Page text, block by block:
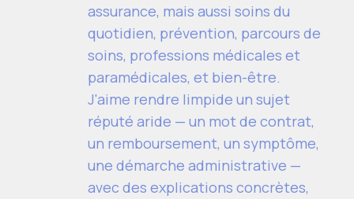
assurance, mais aussi soins du
quotidien, prévention, parcours de
soins, professions médicales et
paramédicales, et bien-être.
J'aime rendre limpide un sujet
réputé aride — un mot de contrat,
un remboursement, un symptôme,
une démarche administrative —
avec des explications concrètes,